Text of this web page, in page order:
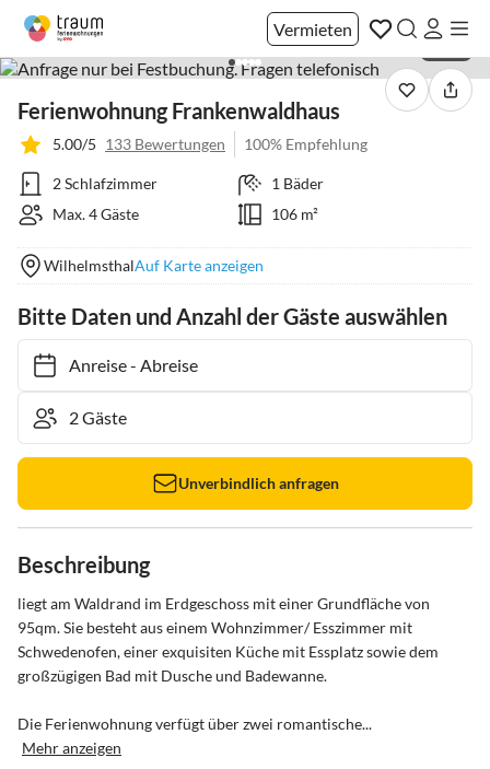
Vermieten
Ferienwohnung Frankenwaldhaus
5.00/5 133 Bewertungen 100% Empfehlung
2 Schlafzimmer
1 Bäder
Max. 4 Gäste
106 m²
WilhelmsthalAuf Karte anzeigen
Bitte Daten und Anzahl der Gäste auswählen
Anreise- Abreise
Unverbindlich anfragen
Beschreibung
liegt am Waldrand im Erdgeschoss mit einer Grundfläche von
95qm. Sie besteht aus einem Wohnzimmer/ Esszimmer mit
Schwedenofen, einer exquisiten Küche mit Essplatz sowie dem
großzügigen Bad mit Dusche und Badewanne.
Die Ferienwohnung verfügt über zwei romantische...
Mehr anzeigen